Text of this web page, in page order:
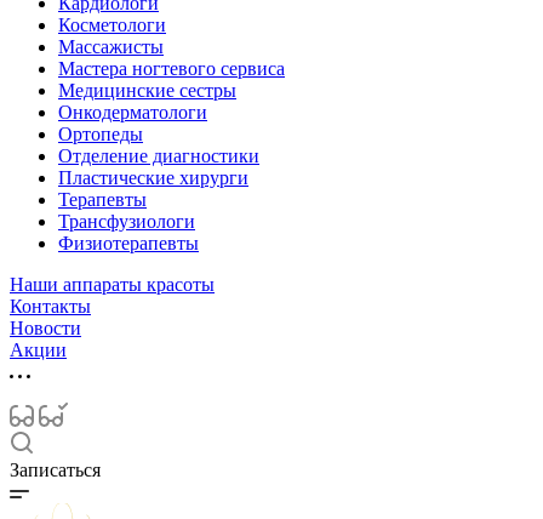
Косметологи
Массажисты
Мастера ногтевого сервиса
Медицинские сестры
Онкодерматологи
Ортопеды
Отделение диагностики
Пластические хирурги
Терапевты
Трансфузиологи
Физиотерапевты
Наши аппараты красоты
Контакты
Новости
Акции
Записаться